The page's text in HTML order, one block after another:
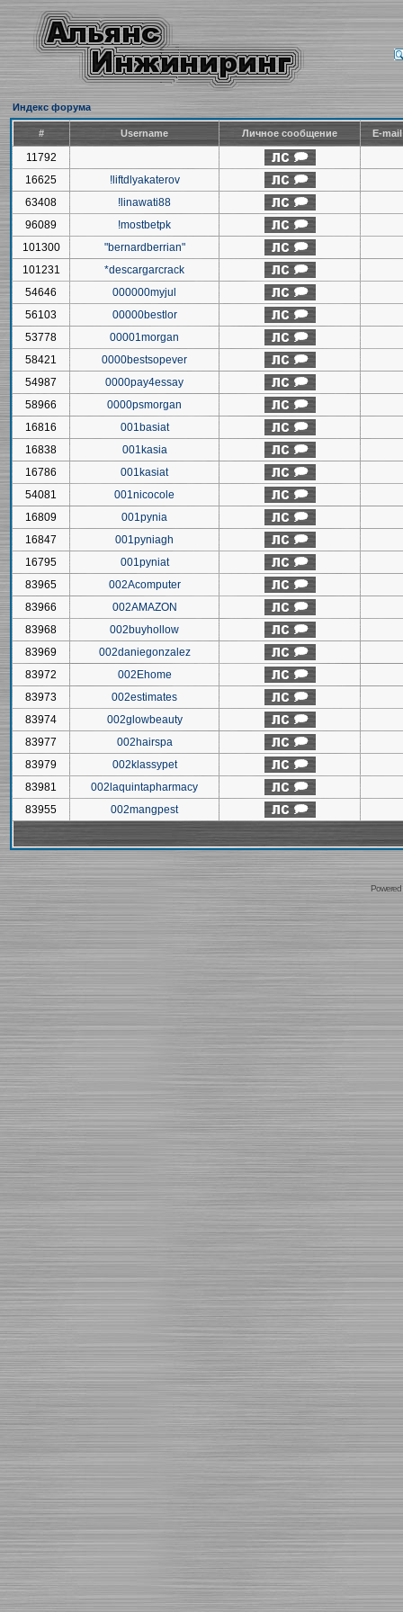
Индекс форума
# Username Личное сообщение E-
11792
16625
!liftdlyakaterov
63408
!linawati88
96089
!mostbetpk
101300
"bernardberrian"
101231
*descargarcrack
54646
000000myjul
56103
00000bestlor
53778
00001morgan
58421
0000bestsopever
54987
0000pay4essay
58966
0000psmorgan
16816
001basiat
16838
001kasia
16786
001kasiat
54081
001nicocole
16809
001pynia
16847
001pyniagh
16795
001pyniat
83965
002Acomputer
83966
002AMAZON
83968
002buyhollow
83969
002daniegonzalez
83972
002Ehome
83973
002estimates
83974
002glowbeauty
83977
002hairspa
83979
002klassypet
83981
002laquintapharmacy
83955
002mangpest